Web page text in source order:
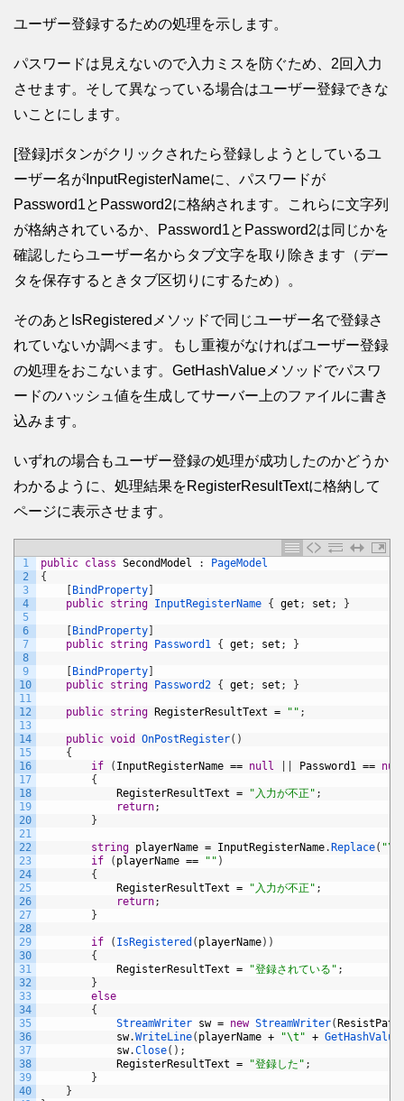
ユーザー登録するための処理を示します。
パスワードは見えないので入力ミスを防ぐため、2回入力
させます。そして異なっている場合はユーザー登録できな
いことにします。
[登録]ボタンがクリックされたら登録しようとしているユ
ーザー名がInputRegisterNameに、パスワードが
Password1とPassword2に格納されます。これらに文字列
が格納されているか、Password1とPassword2は同じかを
確認したらユーザー名からタブ文字を取り除きます（デー
タを保存するときタブ区切りにするため）。
そのあとIsRegisteredメソッドで同じユーザー名で登録さ
れていないか調べます。もし重複がなければユーザー登録
の処理をおこないます。GetHashValueメソッドでパスワ
ードのハッシュ値を生成してサーバー上のファイルに書き
込みます。
いずれの場合もユーザー登録の処理が成功したのかどうか
わかるように、処理結果をRegisterResultTextに格納して
ページに表示させます。
1
2
3
4
5
6
7
8
9
10
11
12
13
14
15
16
17
18
19
20
21
22
23
24
25
26
27
28
29
30
31
32
33
34
35
36
37
38
39
40
public class SecondModel :
PageModel
{
BindProperty
public string InputRegisterName { get ; set ; }
BindProperty
public string Password1 { get ; set ; }
BindProperty
public string Password2 { get ; set ; }
public string RegisterResultText = "" ;
public void OnPostRegister( )
{
if
( InputRegisterName == null Password1 ==
{
RegisterResultText = "入力が不正" ;
return;
}
string playerName = InputRegisterName. Replace(
if
( playerName == "" )
{
RegisterResultText = "入力が不正" ;
return;
}
if ( IsRegistered ( playerName) )
{
RegisterResultText = "登録されている" ;
}
else
{
StreamWriter sw = new StreamWriter( ResistPath
sw.WriteLine( playerName + "\t" + GetHashValue
sw.Close( ) ;
RegisterResultText = "登録した" ;
}
}